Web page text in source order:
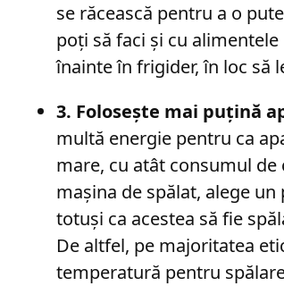
se răcească pentru a o
poți să faci și cu alimentele
înainte în frigider, în loc să
3. Folosește mai puțină
multă energie pentru ca
mare, cu atât consumul
mașina de spălat, alege
totuși ca acestea să fie
De altfel, pe majoritatea
temperatură pentru